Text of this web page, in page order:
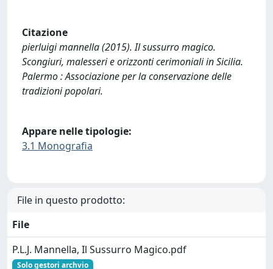
Citazione
pierluigi mannella (2015). Il sussurro magico.
Scongiuri, malesseri e orizzonti cerimoniali in Sicilia.
Palermo : Associazione per la conservazione delle
tradizioni popolari.
Appare nelle tipologie:
3.1 Monografia
File in questo prodotto:
File
P.L.J. Mannella, Il Sussurro Magico.pdf
Solo gestori archvio